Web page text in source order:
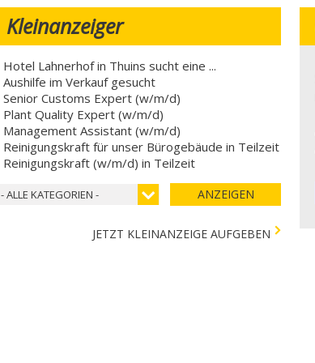
Kleinanzeiger
Hotel Lahnerhof in Thuins sucht eine ...
Aushilfe im Verkauf gesucht
Senior Customs Expert (w/m/d)
Plant Quality Expert (w/m/d)
Management Assistant (w/m/d)
Reinigungskraft für unser Bürogebäude in Teilzeit
Reinigungskraft (w/m/d) in Teilzeit
- ALLE KATEGORIEN - ANZEIGEN
JETZT KLEINANZEIGE AUFGEBEN